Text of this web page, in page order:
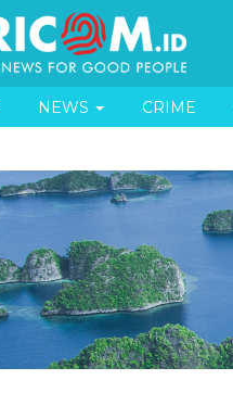
NEWS CRIME